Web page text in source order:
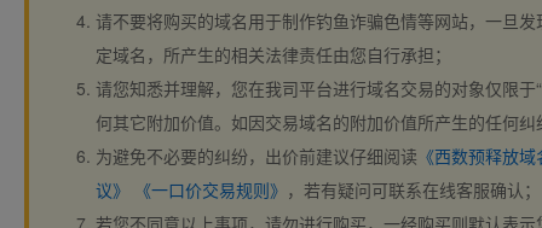
请不要将购买的域名用于制作钓鱼诈骗色情等网站，一旦
定域名，所产生的相关法律责任由您自行承担；
请您知悉并理解，您在我司平台进行域名交易的对象仅限于
何其它附加价值。如因交易域名的附加价值所产生的任何
为避免不必要的纠纷，出价前建议仔细阅读 《西数预释放
议》
《一口价交易规则》 ，若有疑问可联系在线客服确认；
若您不同意以上事项，请勿进行购买，一经购买则默认表